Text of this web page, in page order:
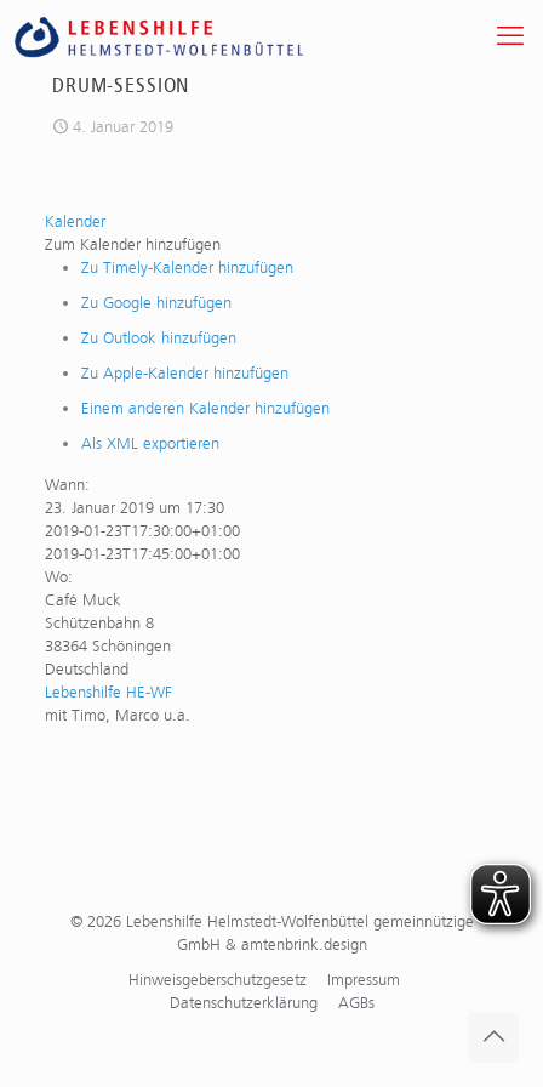
DRUM-SESSION
4. Januar 2019
Kalender
Zum Kalender hinzufügen
Zu Timely-Kalender hinzufügen
Zu Google hinzufügen
Zu Outlook hinzufügen
Zu Apple-Kalender hinzufügen
Einem anderen Kalender hinzufügen
Als XML exportieren
Wann:
23. Januar 2019 um 17:30
2019-01-23T17:30:00+01:00
2019-01-23T17:45:00+01:00
Wo:
Café Muck
Schützenbahn 8
38364 Schöningen
Deutschland
Lebenshilfe HE-WF
mit Timo, Marco u.a.
© 2026 Lebenshilfe Helmstedt-Wolfenbüttel gemeinnützige
GmbH & amtenbrink.design
Hinweisgeberschutzgesetz
Impressum
Datenschutzerklärung
AGBs